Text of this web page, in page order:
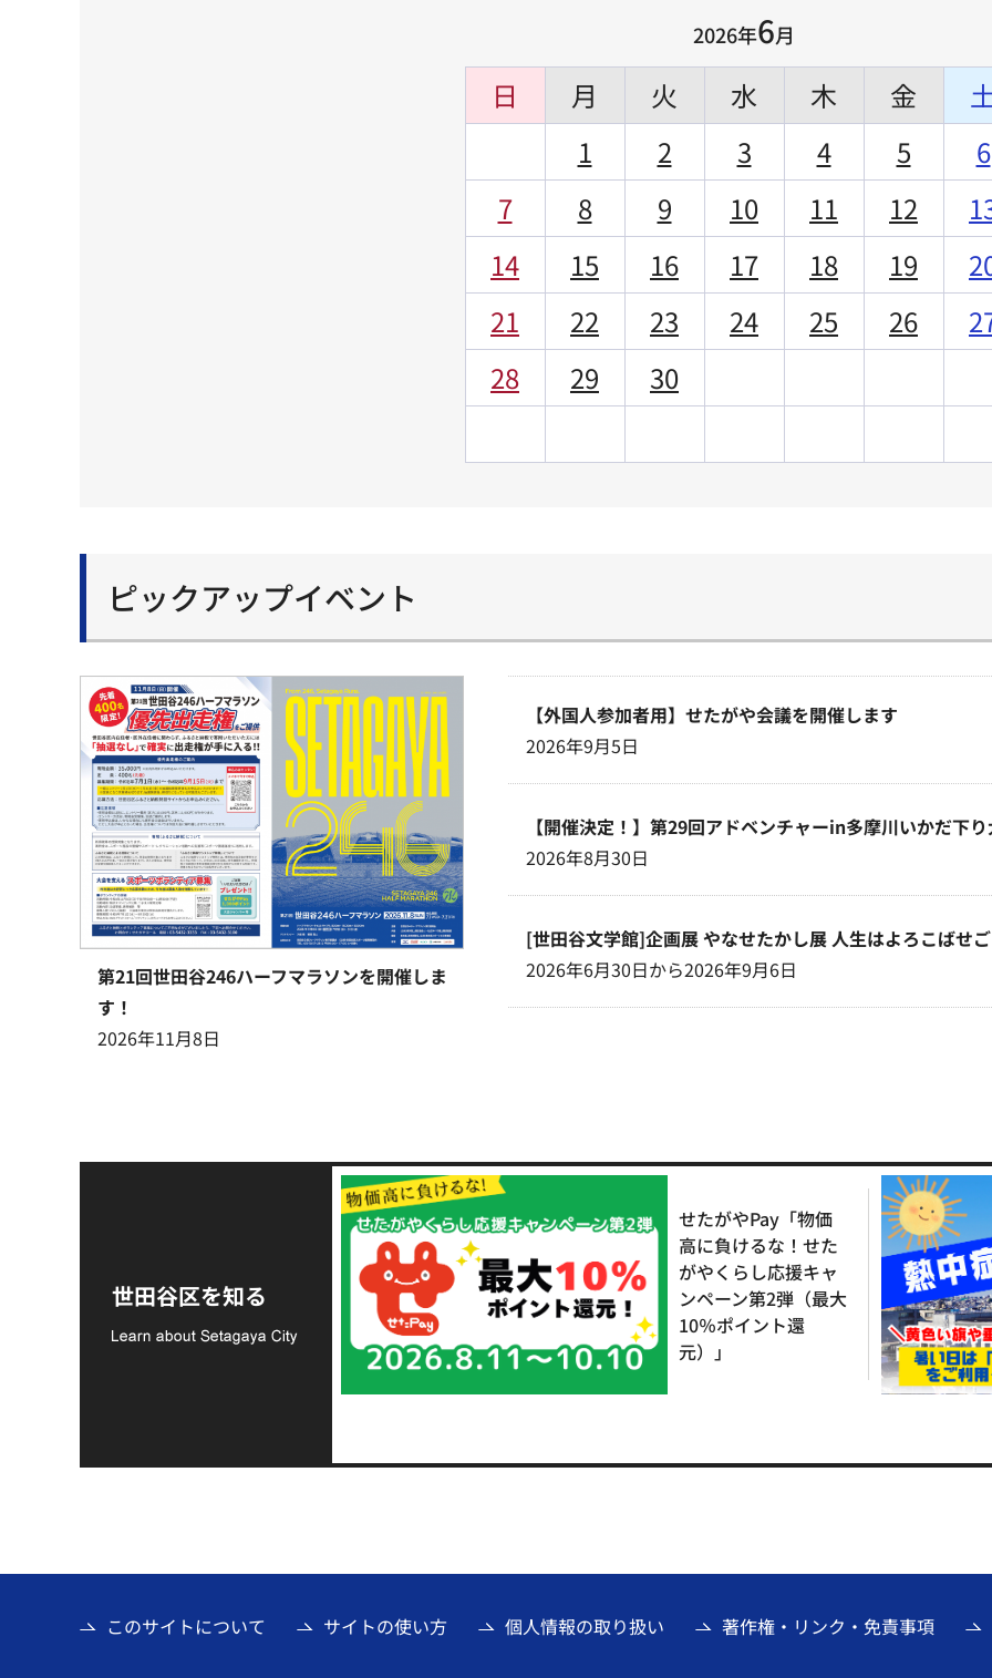
2026年6月
日 月 火 水 木 金
1
2 3 4 5
6
7
8 9 10 11 12
14
15 16 17 18 19
21
22 23 24 25 26
28
29 30
ピックアップイベント
第21回世田谷246ハーフマラソンを開催しま
す！
2026年11月8日
【外国人参加者用】せたがや会議を開催します
2026年9月5日
【開催決定！】第29回アドベンチャーin多摩川いかだ下
2026年8月30日
[世田谷文学館]企画展 やなせたかし展 人生はよろこばせ
2026年6月30日から2026年9月6日
世田谷区を知る
支援金の募集につい
て
せたがやPay「物価
高に負けるな！せた
がやくらし応援キャ
ンペーン第2弾（最大
10％ポイント還
元）」
このサイトについて サイトの使い方 個人情報の取り扱い 著作権・リンク・免責事項